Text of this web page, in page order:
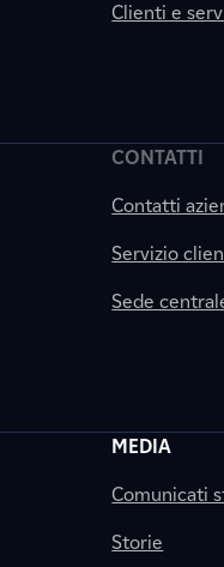
Clienti e
CONTATTI
Contatti
Servizio
Sede
MEDIA
Comunicati
Storie